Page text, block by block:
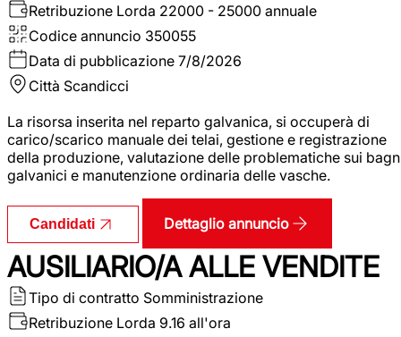
Retribuzione Lorda 22000 - 25000 annuale
Codice annuncio 350055
Data di pubblicazione 7/8/2026
Città Scandicci
La risorsa inserita nel reparto galvanica, si occuperà di
carico/scarico manuale dei telai, gestione e registrazione
della produzione, valutazione delle problematiche sui
galvanici e manutenzione ordinaria delle vasche.
Candidati Dettaglio annuncio
AUSILIARIO/A ALLE VENDITE
Tipo di contratto Somministrazione
Retribuzione Lorda 9.16 all'ora